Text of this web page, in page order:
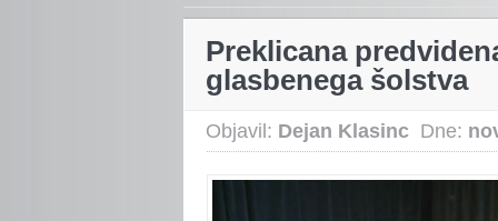
Preklicana
glasbenega šolstva
Objavil: Dejan Klasinc Dne: